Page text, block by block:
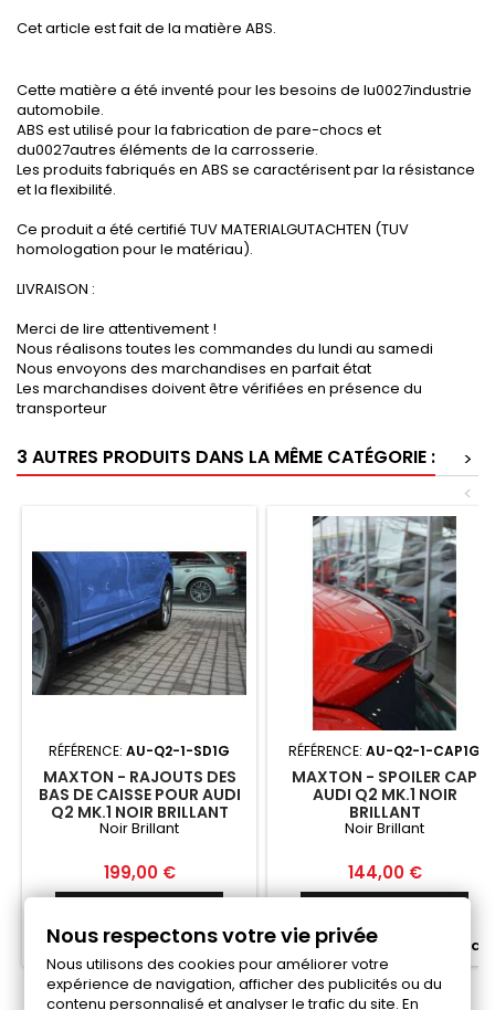
Cet article est fait de la matière ABS.
Cette matière a été inventé pour les besoins de lu0027industrie
automobile.
ABS est utilisé pour la fabrication de pare-chocs et
du0027autres éléments de la carrosserie.
Les produits fabriqués en ABS se caractérisent par la résistance
et la flexibilité.
Ce produit a été certifié TUV MATERIALGUTACHTEN (TUV
homologation pour le matériau).
LIVRAISON :
Merci de lire attentivement !
Nous réalisons toutes les commandes du lundi au samedi
Nous envoyons des marchandises en parfait état
Les marchandises doivent être vérifiées en présence du
transporteur
3 AUTRES PRODUITS DANS LA MÊME CATÉGORIE :
>
<
RÉFÉRENCE: AU-Q2-1-SD1G
MAXTON - RAJOUTS DES
BAS DE CAISSE POUR AUDI
Q2 MK.1 NOIR BRILLANT
Noir Brillant
Prix
199,00 €
Fabriqué a la commande
RÉFÉRENCE: AU-Q2-1-CAP1G
MAXTON - SPOILER CAP
AUDI Q2 MK.1 NOIR
BRILLANT
Noir Brillant
Prix
144,00 €
Fabriqué a la commande
Nous respectons votre vie privée
Nous utilisons des cookies pour améliorer votre
expérience de navigation, afficher des publicités ou du
contenu personnalisé et analyser le trafic du site. En